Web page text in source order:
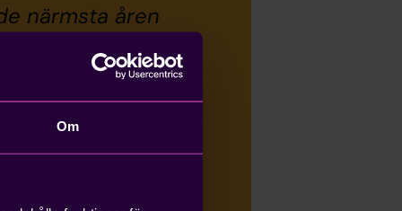
Om
närmsta åren
mot ökad
har vi hittat
unika